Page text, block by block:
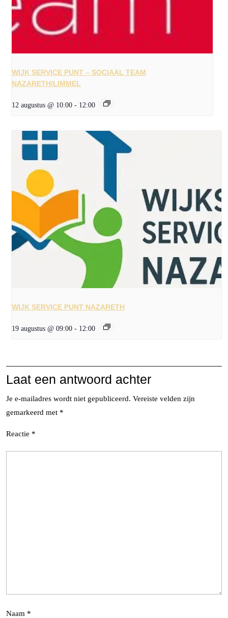
WIJK SERVICE PUNT – SOCIAAL TEAM
NAZARETH/LIMMEL
12 augustus @ 10:00 - 12:00
WIJK SERVICE PUNT NAZARETH
19 augustus @ 09:00 - 12:00
Laat een antwoord achter
Je e-mailadres wordt niet gepubliceerd. Vereiste velden zijn
gemarkeerd met *
Reactie *
Naam *